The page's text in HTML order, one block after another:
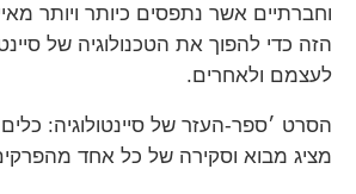
וחברתיים אשר נתפסים כיותר ויותר
הזה כדי להפוך את הטכנולוגיה של
לעצמם ולאחרים.
מציג מבוא וסקירה של כל אחד